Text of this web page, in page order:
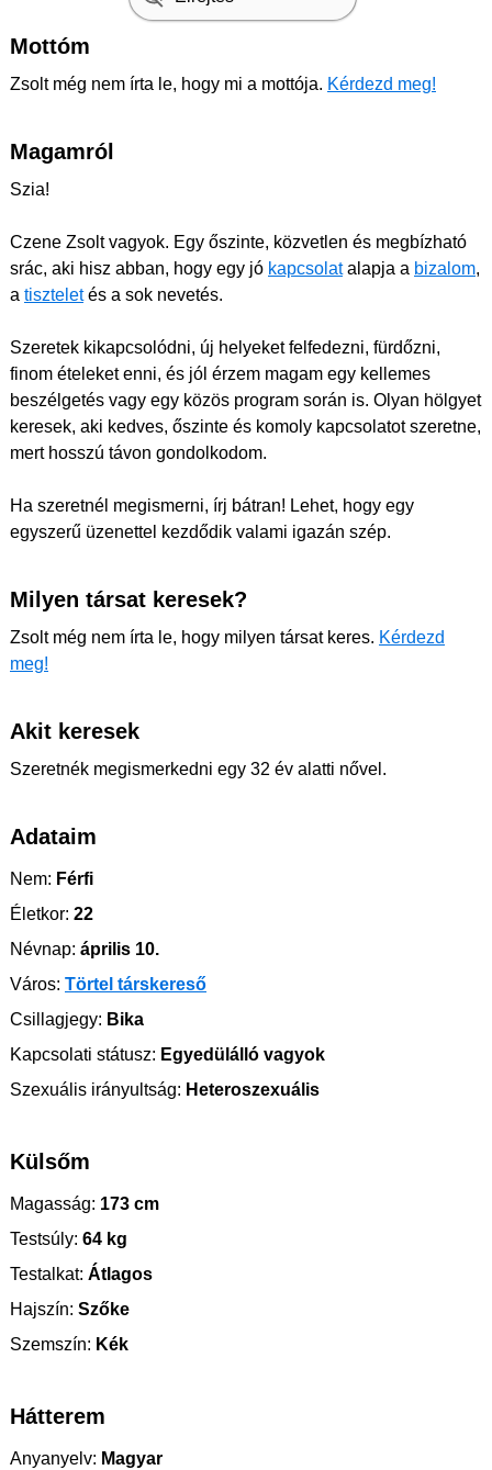
Mottóm
Zsolt még nem írta le, hogy mi a mottója. Kérdezd meg!
Magamról
Szia!
Czene Zsolt vagyok. Egy őszinte, közvetlen és megbízható
srác, aki hisz abban, hogy egy jó kapcsolatalapja a bizalom,
a tiszteletés a sok nevetés.
Szeretek kikapcsolódni, új helyeket felfedezni, fürdőzni,
finom ételeket enni, és jól érzem magam egy kellemes
beszélgetés vagy egy közös program során is. Olyan hölgyet
keresek, aki kedves, őszinte és komoly kapcsolatot szeretne,
mert hosszú távon gondolkodom.
Ha szeretnél megismerni, írj bátran! Lehet, hogy egy
egyszerű üzenettel kezdődik valami igazán szép.
Milyen társat keresek?
Zsolt még nem írta le, hogy milyen társat keres. Kérdezd
meg!
Akit keresek
Szeretnék megismerkedni egy 32 év alatti nővel.
Adataim
Nem: Férfi
Életkor: 22
Névnap: április 10.
Város: Törtel társkereső
Csillagjegy: Bika
Kapcsolati státusz: Egyedülálló vagyok
Szexuális irányultság: Heteroszexuális
Külsőm
Magasság: 173 cm
Testsúly: 64 kg
Testalkat: Átlagos
Hajszín: Szőke
Szemszín: Kék
Hátterem
Anyanyelv: Magyar